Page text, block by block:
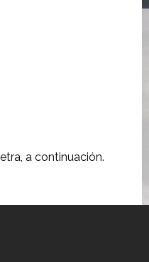
a continuación.